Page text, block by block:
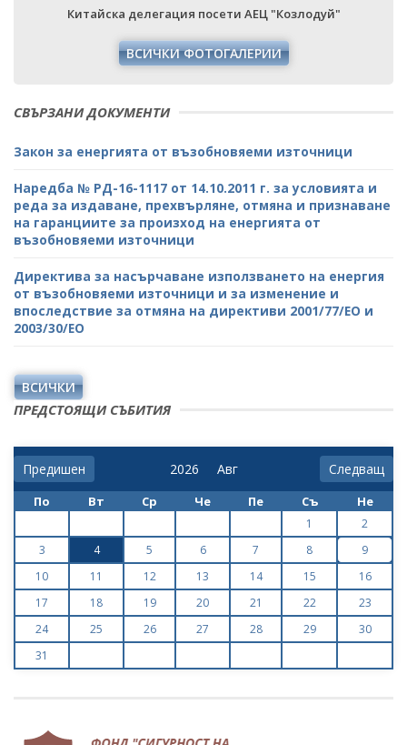
Китайска делегация посети АЕЦ "Козлодуй"
ВСИЧКИ ФОТОГАЛЕРИИ
СВЪРЗАНИ ДОКУМЕНТИ
Закон за енергията от възобновяеми източници
Наредба № РД-16-1117 от 14.10.2011 г. за условията и
реда за издаване, прехвърляне, отмяна и признаване
на гаранциите за произход на енергията от
възобновяеми източници
Директива за насърчаване използването на енергия
от възобновяеми източници и за изменение и
впоследствие за отмяна на директиви 2001/77/ЕО и
2003/30/ЕО
ВСИЧКИ
ПРЕДСТОЯЩИ СЪБИТИЯ
Предишен Следващ
По Вт Ср Че Пе Съ Не
1
2
3
4 5 6 7 8
9
10
11 12 13 14 15
16
17
18 19 20 21 22
23
24
25 26 27 28 29
30
31